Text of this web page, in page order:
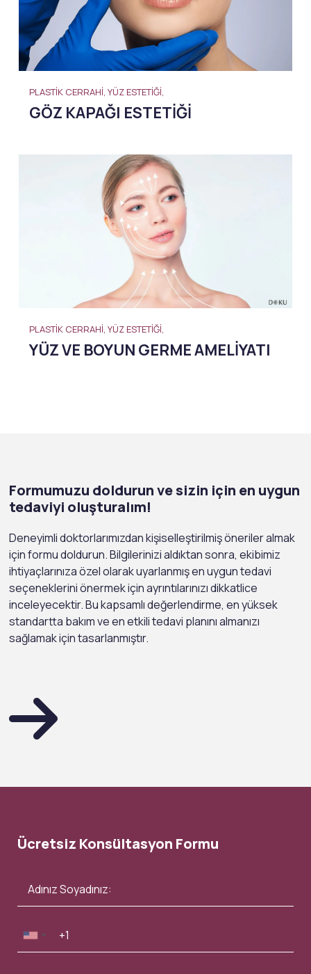
PLASTIK CERRAHI, YÜZ ESTETIĞI,
GÖZ KAPAĞI ESTETIĞI
PLASTIK CERRAHI, YÜZ ESTETIĞI,
YÜZ VE BOYUN GERME AMELIYATI
Formumuzu doldurun ve sizin için en uygun
tedaviyi oluşturalım!
Deneyimli doktorlarımızdan kişiselleştirilmiş öneriler almak
için formu doldurun. Bilgilerinizi aldıktan sonra, ekibimiz
ihtiyaçlarınıza özel olarak uyarlanmış en uygun tedavi
seçeneklerini önermek için ayrıntılarınızı dikkatlice
inceleyecektir. Bu kapsamlı değerlendirme, en yüksek
standartta bakım ve en etkili tedavi planını almanızı
sağlamak için tasarlanmıştır.
Ücretsiz Konsültasyon Formu